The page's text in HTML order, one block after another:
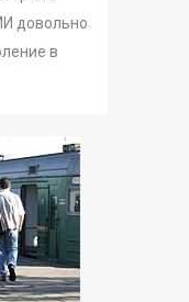
довольно
в